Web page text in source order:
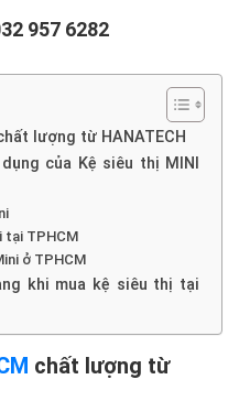
957 6282
lượng từ HANATECH
của Kệ siêu thị MINI
tại TPHCM
ở TPHCM
khi mua kệ siêu thị tại
chất lượng từ